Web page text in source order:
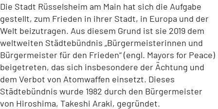
Die Stadt Rüsselsheim am Main hat sich die Aufgabe
gestellt, zum Frieden in ihrer Stadt, in Europa und der
Welt beizutragen. Aus diesem Grund ist sie 2019 dem
weltweiten Städtebündnis „Bürgermeisterinnen und
Bürgermeister für den Frieden“ (engl. Mayors for Peace)
beigetreten, das sich insbesondere der Ächtung und
dem Verbot von Atomwaffen einsetzt. Dieses
Städtebündnis wurde 1982 durch den Bürgermeister
von Hiroshima, Takeshi Araki, gegründet.